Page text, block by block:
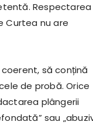
Respectarea
Curtea nu are
să conțină
de probă. Orice
plângerii
sau